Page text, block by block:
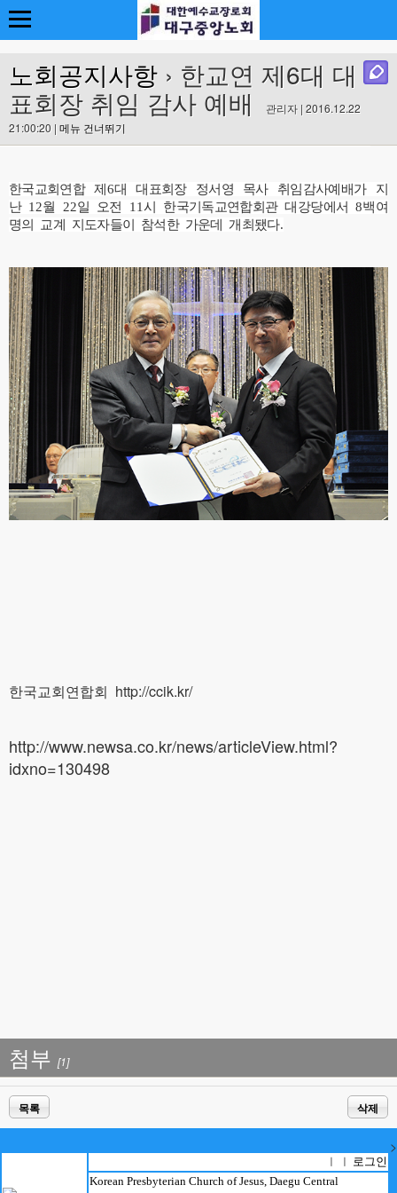
노회공지사항 › 한교연 제6대 대
표회장 취임 감사 예배
관리자 | 2016.12.22
21:00:20 | 메뉴 건너뛰기
한국교회연합 제 6대 대표회장 정서영 목사 취임감사예배가 지
난 12월 22일 오전 11시 한국기독교연합회관 대강당에서8백여
명의 교계 지도자들이 참석한 가운데 개최됐다.
한국교회연합회 http://ccik.kr/
http://www.newsa.co.kr/news/articleView.html?
idxno=130498
첨부 [1]
목록 삭제
>
로그인
Korean Presbyterian Church of Jesus, Daegu Central